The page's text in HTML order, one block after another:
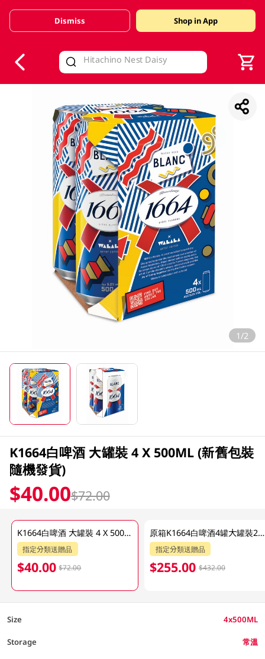
Valid Until 30 June 2026
Dismiss Shop in App
1/2
K1664白啤酒 大罐裝 4 X 500ML (新舊包裝
隨機發貨)
$40.00$72.00
K1664白啤酒 大罐裝 4 X 500ML (新舊包裝隨機發貨)
指定分類送贈品
$40.00 $72.00
原箱K1664白啤酒4罐大罐裝24X500ML
指定分類送贈品
$255.00 $432.00
Size 4x500ML
Storage 常溫